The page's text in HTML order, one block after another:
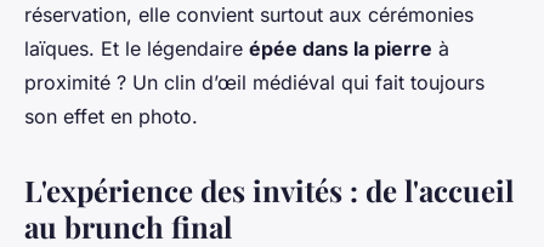
réservation, elle convient surtout aux cérémonies
laïques. Et le légendaire épée dans la pierre à
proximité ? Un clin d’œil médiéval qui fait toujours
son effet en photo.
L'expérience des invités : de l'accueil
au brunch final